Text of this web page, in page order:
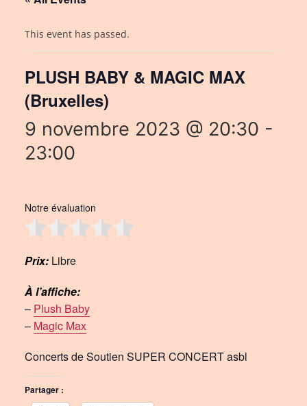
This event has passed.
PLUSH BABY & MAGIC MAX
(Bruxelles)
9 novembre 2023 @ 20:30 -
23:00
Notre évaluation
Prix: Libre
À l’affiche:
– Plush Baby
– Magic Max
Concerts de Soutien SUPER CONCERT asbl
Partager :